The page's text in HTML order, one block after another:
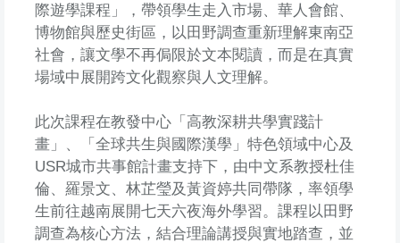
際遊學課程」，帶領學生走入市場、華人會館、
博物館與歷史街區，以田野調查重新理解東南亞
社會，讓文學不再侷限於文本閱讀，而是在真實
場域中展開跨文化觀察與人文理解。
此次課程在教發中心「高教深耕共學實踐計
畫」、「全球共生與國際漢學」特色領域中心及
USR城市共事館計畫支持下，由中文系教授杜佳
倫、羅景文、林芷瑩及黃資婷共同帶隊，率領學
生前往越南展開七天六夜海外學習。課程以田野
調查為核心方法，結合理論講授與實地踏查，並